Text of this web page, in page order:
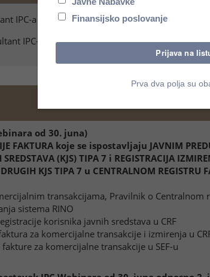
IPC-a
IPC-a
od 30. juna)
FAKTURA koje se ispostavljaju JAVNIM
(KJS) TIPA 7 i REGISTRACIJA
KJS TIPA 7 u CENTRALNOM REGISTRU
transakcijama, Pravilnik o Centralnom
sistema RINO
korisnika javnih sredstava u CRF
za komercijalne transakcije i izmirenja u
za komercijalne transakcije u SEF-u